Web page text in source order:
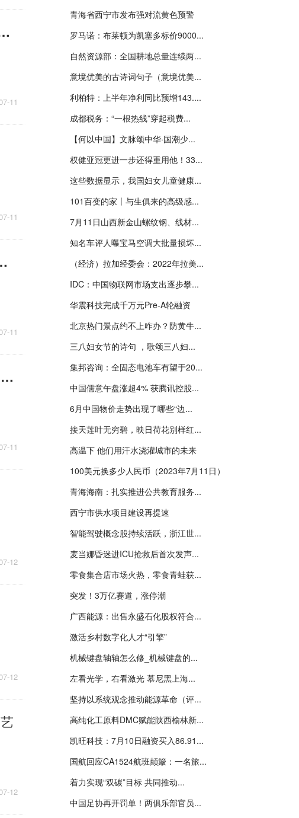
市，后者由OpenAI联创奥特曼创立
11
11
策工具箱开得再大些
11
人民币大反攻！汽车产业链“起飞”、芯片概念股爆发，有牛股飙涨近40%！
11
12
12
12
青海省西宁市发布强对流黄色预警
罗马诺：布莱顿为凯塞多标价9000...
自然资源部：全国耕地总量连续两...
意境优美的古诗词句子（意境优美...
利柏特：上半年净利同比预增143....
成都税务：“一根热线”穿起税费...
【何以中国】文脉颂中华·国潮少...
权健亚冠更进一步还得重用他！33...
这些数据显示，我国妇女儿童健康...
101百变的家丨与生俱来的高级感...
7月11日山西新金山螺纹钢、线材...
知名车评人曝宝马空调大批量损坏...
（经济）拉加经委会：2022年拉美...
IDC：中国物联网市场支出逐步攀...
华震科技完成千万元Pre-A轮融资
北京热门景点约不上咋办？防黄牛...
三八妇女节的诗句 ，歌颂三八妇...
集邦咨询：全固态电池车有望于20...
中国儒意午盘涨超4% 获腾讯控股...
6月中国物价走势出现了哪些“边...
接天莲叶无穷碧，映日荷花别样红...
高温下 他们用汗水浇灌城市的未来
100美元换多少人民币（2023年7月11日）
青海海南：扎实推进公共教育服务...
西宁市供水项目建设再提速
智能驾驶概念股持续活跃，浙江世...
麦当娜昏迷进ICU抢救后首次发声...
零食集合店市场火热，零食青蛙获...
突发！3万亿赛道，涨停潮
广西能源：出售永盛石化股权符合...
激活乡村数字化人才“引擎”
机械键盘轴轴怎么修_机械键盘的...
左看光学，右看激光 慕尼黑上海...
坚持以系统观念推动能源革命（评...
高纯化工原料DMC赋能陕西榆林新...
凯旺科技：7月10日融资买入86.91...
国航回应CA1524航班颠簸：一名旅...
着力实现“双碳”目标 共同推动...
中国足协再开罚单！两俱乐部官员...